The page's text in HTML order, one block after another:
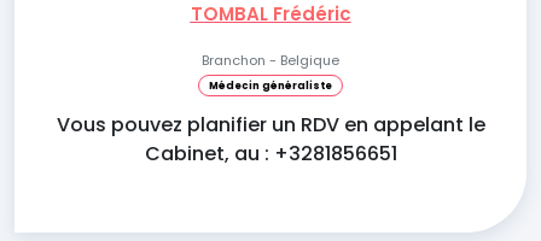
TOMBAL Frédéric
Branchon - Belgique
Médecin généraliste
Vous pouvez planifier un RDV en appelant le
Cabinet, au : +3281856651